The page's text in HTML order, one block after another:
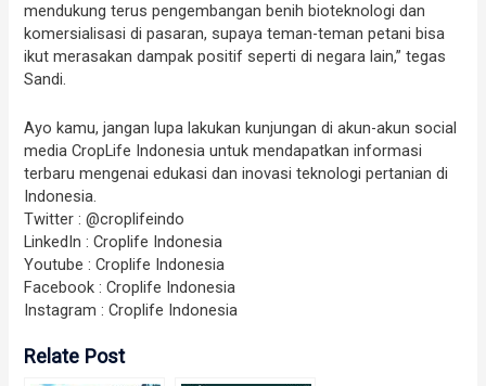
mendukung terus pengembangan benih bioteknologi dan
komersialisasi di pasaran, supaya teman-teman petani bisa
ikut merasakan dampak positif seperti di negara lain,” tegas
Sandi.
Ayo kamu, jangan lupa lakukan kunjungan di akun-akun social
media CropLife Indonesia untuk mendapatkan informasi
terbaru mengenai edukasi dan inovasi teknologi pertanian di
Indonesia.
Twitter : @croplifeindo
LinkedIn : Croplife Indonesia
Youtube : Croplife Indonesia
Facebook : Croplife Indonesia
Instagram : Croplife Indonesia
Relate Post